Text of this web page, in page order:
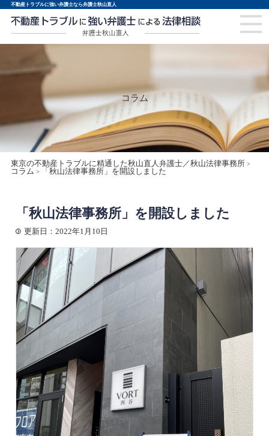
不動産トラブルに強い弁護士なら弁護士秋山直人
コラム
東京の不動産トラブルに精通した秋山直人弁護士／秋山法律事務所>
コラム > 「秋山法律事務所」を開設しました
「秋山法律事務所」を開設しました
更新日：2022年1月10日